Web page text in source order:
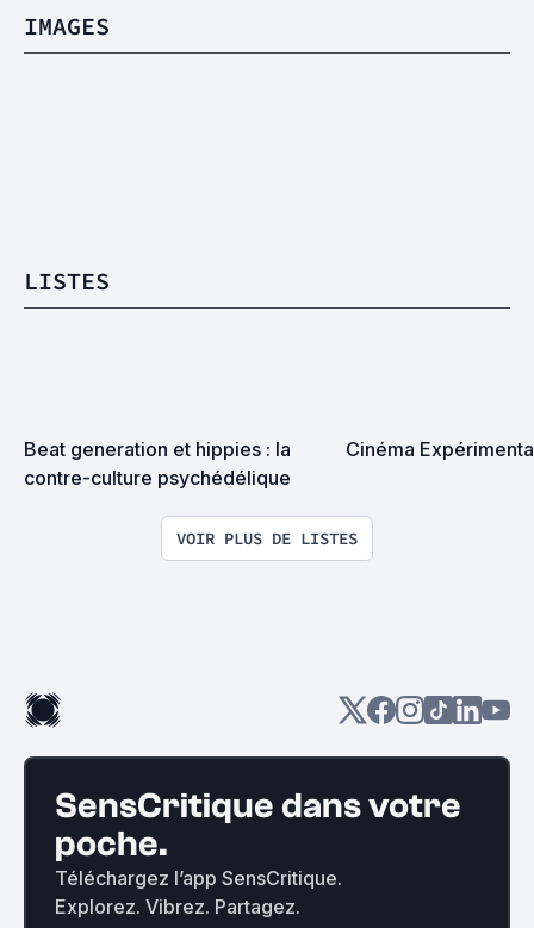
IMAGES
LISTES
Beat generation et hippies : la
contre-culture psychédélique
Cinéma
VOIR PLUS DE LISTES
SensCritique dans votre
poche.
Téléchargez l’app SensCritique.
Explorez. Vibrez. Partagez.